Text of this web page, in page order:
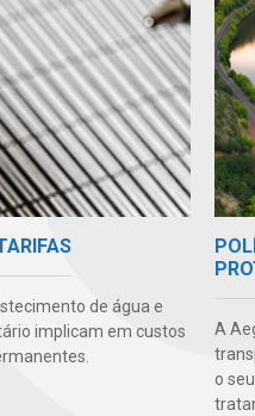
de água e
implicam em custos
A
o